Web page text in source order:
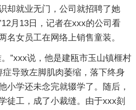
却就业无门，公司就招聘了她
月13日，记者在xxx的公司看
名女员工在网络上销售童装。
”xxx说，他是建瓯市玉山镇榧村
症导致左脚肌肉萎缩，落下终身
小学还未念完就辍学了。随后，
徒工，成了小裁缝。由于xxx刻